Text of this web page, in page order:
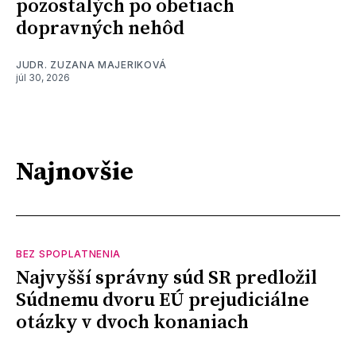
pozostalých po obetiach
dopravných nehôd
JUDR. ZUZANA MAJERIKOVÁ
júl 30, 2026
Najnovšie
BEZ SPOPLATNENIA
Najvyšší správny súd SR predložil
Súdnemu dvoru EÚ prejudiciálne
otázky v dvoch konaniach